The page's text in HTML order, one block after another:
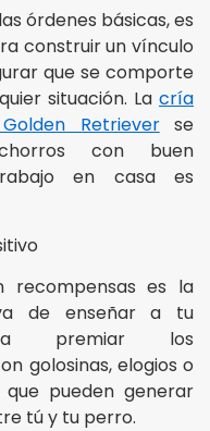
órdenes básicas, es
construir un vínculo
que se comporte
situación. La cría
Retrieverse
con buen
en casa es
recompensas es la
de enseñar a tu
premiar los
golosinas, elogios o
pueden generar
tú y tu perro.